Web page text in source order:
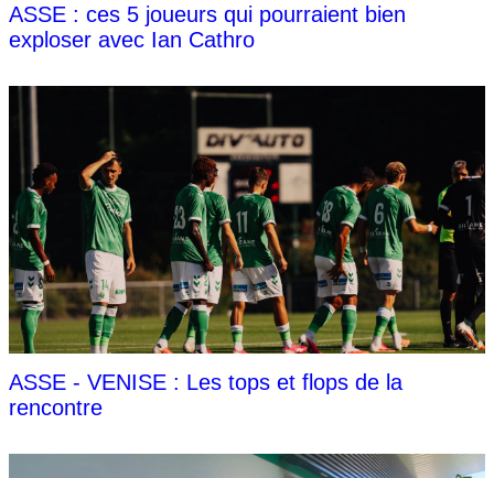
ASSE : ces 5 joueurs qui pourraient bien
exploser avec Ian Cathro
ASSE - VENISE : Les tops et flops de la
rencontre